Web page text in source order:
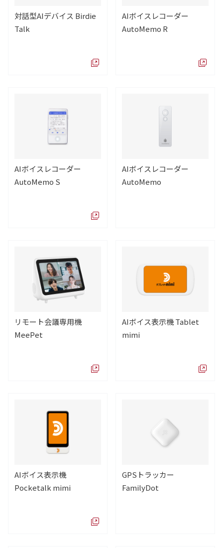
対話型AIデバイス Birdie
Talk
AIボイスレコーダー
AutoMemo R
AIボイスレコーダー
AutoMemo S
AIボイスレコーダー
AutoMemo
リモート会議専用機
MeePet
AIボイス表示機 Tablet
mimi
AIボイス表示機
Pocketalk mimi
GPSトラッカー
FamilyDot